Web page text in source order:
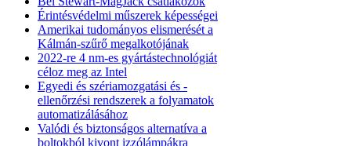
Érintésvédelmi műszerek képességei
Amerikai tudományos elismerését a
Kálmán-szűrő megalkotójának
2022-re 4 nm-es gyártástechnológiát
céloz meg az Intel
Egyedi és szériamozgatási és -
ellenőrzési rendszerek a folyamatok
automatizálásához
Valódi és biztonságos alternatíva a
boltokból kivont izzólámpákra